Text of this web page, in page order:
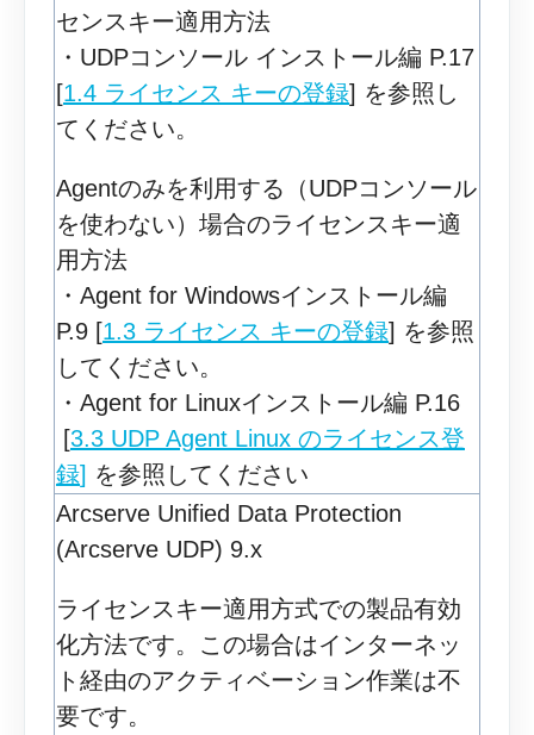
センスキー適用方法
・UDPコンソール インストール編 P.17
[1.4 ライセンス キーの登録] を参照し
てください。
Agentのみを利用する（UDPコンソール
を使わない）場合のライセンスキー適
用方法
・Agent for Windowsインストール編
P.9 [1.3 ライセンス キーの登録] を参照
してください。
・Agent for Linuxインストール編 P.16
[3.3 UDP Agent Linux のライセンス登
録] を参照してください
Arcserve Unified Data Protection
(Arcserve UDP) 9.x
ライセンスキー適用方式での製品有効
化方法です。この場合はインターネッ
ト経由のアクティベーション作業は不
要です。